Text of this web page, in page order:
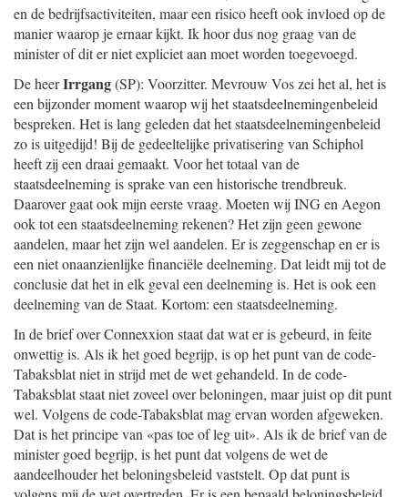
en de bedrijfsactiviteiten, maar een risico heeft ook invloed op de
manier waarop je ernaar kijkt. Ik hoor dus nog graag van de
minister of dit er niet expliciet aan moet worden toegevoegd.
De heerIrrgang(SP): Voorzitter. Mevrouw Vos zei het al, het is
een bijzonder moment waarop wij het staatsdeelnemingenbeleid
bespreken. Het is lang geleden dat het staatsdeelnemingenbeleid
zo is uitgedijd! Bij de gedeeltelijke privatisering van Schiphol
heeft zij een draai gemaakt. Voor het totaal van de
staatsdeelneming is sprake van een historische trendbreuk.
Daarover gaat ook mijn eerste vraag. Moeten wij ING en Aegon
ook tot een staatsdeelneming rekenen? Het zijn geen gewone
aandelen, maar het zijn wel aandelen. Er is zeggenschap en er is
een niet onaanzienlijke financiële deelneming. Dat leidt mij tot de
conclusie dat het in elk geval een deelneming is. Het is ook een
deelneming van de Staat. Kortom: een staatsdeelneming.
In de brief over Connexxion staat dat wat er is gebeurd, in feite
onwettig is. Als ik het goed begrijp, is op het punt van de code-
Tabaksblat niet in strijd met de wet gehandeld. In de code-
Tabaksblat staat niet zoveel over beloningen, maar juist op dit punt
wel. Volgens de code-Tabaksblat mag ervan worden afgeweken.
Dat is het principe van «pas toe of leg uit». Als ik de brief van de
minister goed begrijp, is het punt dat volgens de wet de
aandeelhouder het beloningsbeleid vaststelt. Op dat punt is